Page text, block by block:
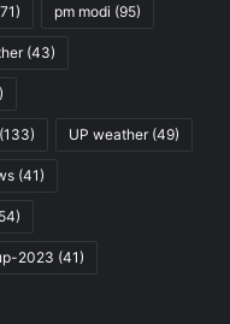
pm modi (95)
(43)
(133) UP weather(49)
(41)
2023 (41)